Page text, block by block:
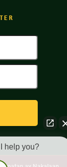
help you?